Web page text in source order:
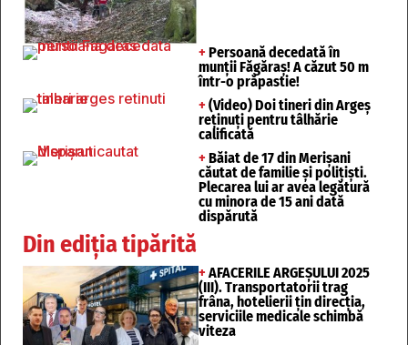
+ Persoană decedată în
munții Făgăraș! A căzut 50 m
într-o prăpastie!
+ (Video) Doi tineri din Argeș
reținuți pentru tâlhărie
calificată
+ Băiat de 17 din Merișani
căutat de familie și polițiști.
Plecarea lui ar avea legătură
cu minora de 15 ani dată
dispărută
Din ediția tipărită
+ AFACERILE ARGEȘULUI 2025
(III). Transportatorii trag
frâna, hotelierii țin direcția,
serviciile medicale schimbă
viteza